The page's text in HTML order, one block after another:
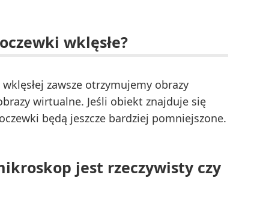
wklęsłe?
zawsze otrzymujemy obrazy
wirtualne. Jeśli obiekt znajduje się
będą jeszcze bardziej pomniejszone.
jest rzeczywisty czy